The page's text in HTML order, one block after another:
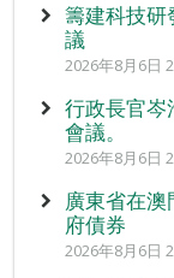
籌建科技
議
2026年8月6日
行政長官岑
會議。
2026年8月6日
廣東省在
府債券
2026年8月6日